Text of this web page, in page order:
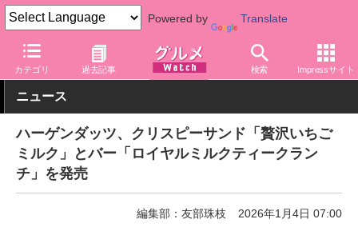
Powered by Translate
カテゴリ 過去記事 検索 Impressサイト
グルメ Watch 菓子・スイーツ アイスクリーム
ニュース
ハーゲンダッツ、クリスピーサンド「贅沢いちご
ミルク」とバー「ロイヤルミルクティークラン
チ」を発売
編集部：友部珠枝 2026年1月4日 07:00